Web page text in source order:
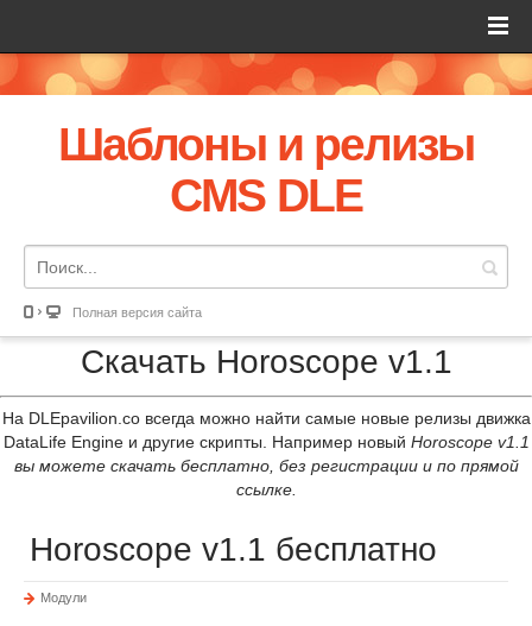
Шаблоны и релизы
CMS DLE
Полная версия сайта
Скачать Horoscope v1.1
На DLEpavilion.co всегда можно найти самые новые релизы движка
DataLife Engine и другие скрипты. Например новый Horoscope v1.1
вы можете скачать бесплатно, без регистрации и по прямой
ссылке.
Horoscope v1.1 бесплатно
Модули